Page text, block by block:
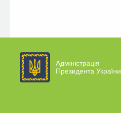
Адміністрація
Президента України